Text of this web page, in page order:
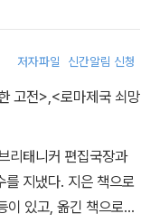
롯해 칼 구스타프 융의
스 대장』 등 다수의 책
저자파일 신간알림 신청
고전>,<로마제국 쇠망
리태니커 편집국장과
지냈다. 지은 책으로
이 있고, 옮긴 책으로